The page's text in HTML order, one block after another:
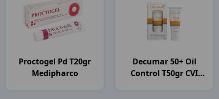
Proctogel Pd T20gr
Medipharco
Decumar 50+ Oil
Control T50gr CVI